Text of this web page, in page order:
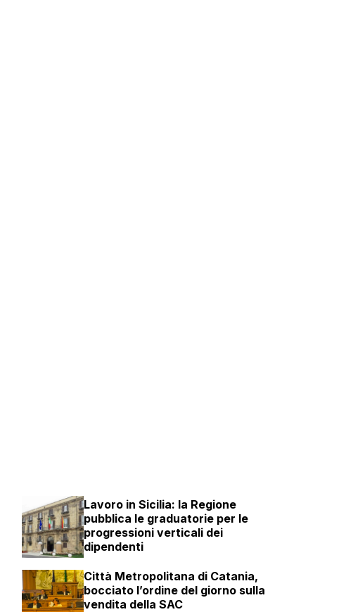
Lavoro in Sicilia: la Regione
pubblica le graduatorie per le
progressioni verticali dei
dipendenti
Città Metropolitana di Catania,
bocciato l’ordine del giorno sulla
vendita della SAC